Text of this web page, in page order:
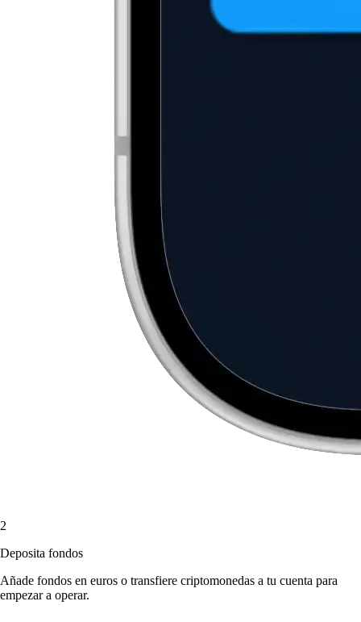
2
Deposita fondos
Añade fondos en euros o transfiere criptomonedas a tu cuenta para
empezar a operar.